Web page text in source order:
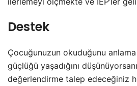
Destek
Çocuğunuzun okuduğunu
güçlüğü yaşadığını
değerlendirme talep edeceğiniz